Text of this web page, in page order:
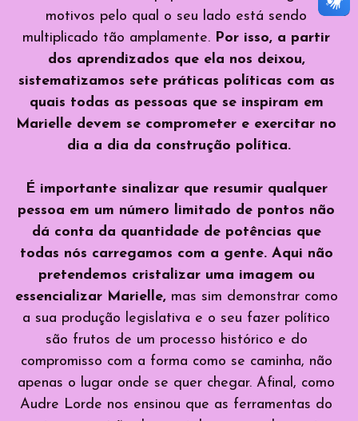
motivos pelo qual o seu lado está sendo
multiplicado tão amplamente. Por isso, a partir
dos aprendizados que ela nos deixou,
sistematizamos sete práticas políticas com as
quais todas as pessoas que se inspiram em
Marielle devem se comprometer e exercitar no
dia a dia da construção política.
É importante sinalizar que resumir qualquer
pessoa em um número limitado de pontos não
dá conta da quantidade de potências que
todas nós carregamos com a gente. Aqui não
pretendemos cristalizar uma imagem ou
essencializar Marielle, mas sim demonstrar como
a sua produção legislativa e o seu fazer político
são frutos de um processo histórico e do
compromisso com a forma como se caminha, não
apenas o lugar onde se quer chegar. Afinal, como
Audre Lorde nos ensinou que ​​as ferramentas do